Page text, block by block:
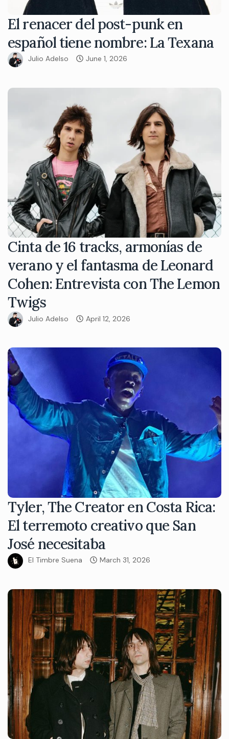
El renacer del post-punk en
español tiene nombre: La Texana
Julio Adelso June 1, 2026
Cinta de 16 tracks, armonías de
verano y el fantasma de Leonard
Cohen: Entrevista con The Lemon
Twigs
Julio Adelso April 12, 2026
Tyler, The Creator en Costa Rica:
El terremoto creativo que San
José necesitaba
El Timbre Suena March 31, 2026